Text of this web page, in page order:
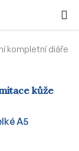
KOŠÍK
kompletní diáře
kůže
A5